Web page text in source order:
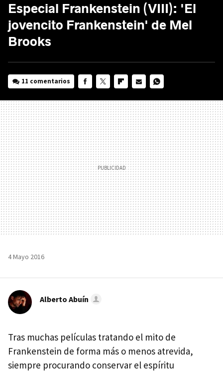
Especial Frankenstein (VIII): 'El
jovencito Frankenstein' de Mel
Brooks
11 comentarios
MAIL
4 Mayo 2016
Alberto Abuín
Tras muchas películas tratando el mito de
Frankenstein de forma más o menos atrevida,
siempre procurando conservar el espíritu